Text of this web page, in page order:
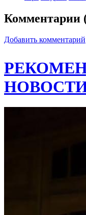
Комментарии
Добавить комментарий